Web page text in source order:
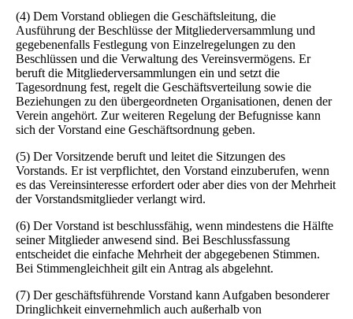
(4) Dem Vorstand obliegen die Geschäftsleitung, die
Ausführung der Beschlüsse der Mitgliederversammlung und
gegebenenfalls Festlegung von Einzelregelungen zu den
Beschlüssen und die Verwaltung des Vereinsvermögens. Er
beruft die Mitgliederversammlungen ein und setzt die
Tagesordnung fest, regelt die Geschäftsverteilung sowie die
Beziehungen zu den übergeordneten Organisationen, denen der
Verein angehört. Zur weiteren Regelung der Befugnisse kann
sich der Vorstand eine Geschäftsordnung geben.
(5) Der Vorsitzende beruft und leitet die Sitzungen des
Vorstands. Er ist verpflichtet, den Vorstand einzuberufen, wenn
es das Vereinsinteresse erfordert oder aber dies von der Mehrheit
der Vorstandsmitglieder verlangt wird.
(6) Der Vorstand ist beschlussfähig, wenn mindestens die Hälfte
seiner Mitglieder anwesend sind. Bei Beschlussfassung
entscheidet die einfache Mehrheit der abgegebenen Stimmen.
Bei Stimmengleichheit gilt ein Antrag als abgelehnt.
(7) Der geschäftsführende Vorstand kann Aufgaben besonderer
Dringlichkeit einvernehmlich auch außerhalb von